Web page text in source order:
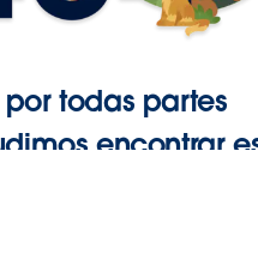
por todas partes
encontrar